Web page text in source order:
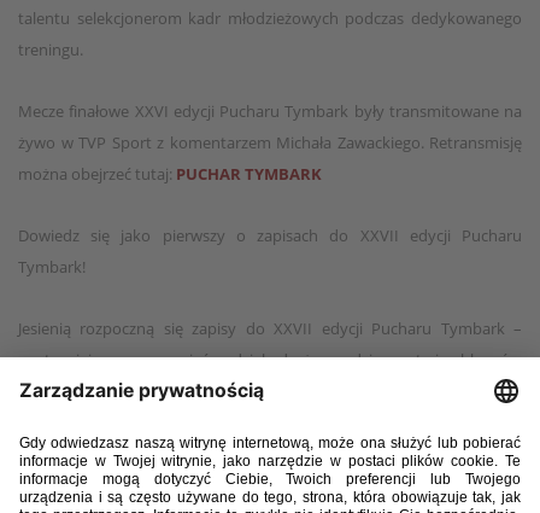
talentu selekcjonerom kadr młodzieżowych podczas dedykowanego
treningu.
Mecze finałowe XXVI edycji Pucharu Tymbark były transmitowane na
żywo w TVP Sport z komentarzem Michała Zawackiego. Retransmisję
można obejrzeć tutaj: PUCHAR TYMBARK
Dowiedz się jako pierwszy o zapisach do XXVII edycji Pucharu
Tymbark!
Jesienią rozpoczną się zapisy do XXVII edycji Pucharu Tymbark –
w turnieju mogą wziąć udział drużyny dziewcząt i chłopców
w kategoriach U-8, U-10 i U-12, reprezentujące szkoły podstawowe
newslettera XXVII edycji Pucharu Tymbark i otrzymać informację
o starcie zapisów.